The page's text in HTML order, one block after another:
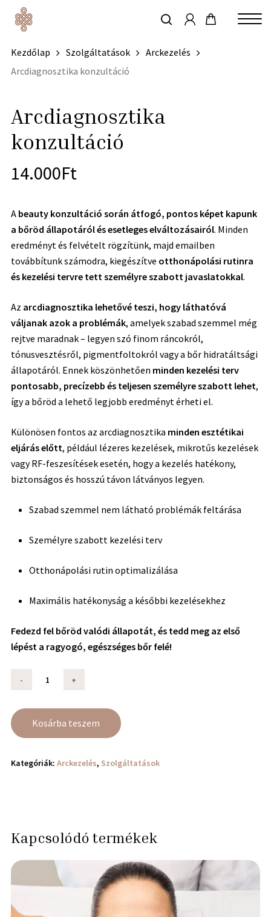
content
keresés
Kezdőlap Szolgáltatások
Arckezelés
Arcdiagnosztika konzultáció
Arcdiagnosztika
konzultáció
14.000Ft
A beauty konzultáció során átfogó, pontos képet kapunk
a bőröd állapotáról és esetleges elváltozásairól. Minden
eredményt és felvételt rögzítünk, majd emailben
továbbítunk számodra, kiegészítve otthonápolási rutinra
és kezelési tervre tett személyre szabott javaslatokkal.
Az arcdiagnosztika lehetővé teszi, hogy láthatóvá
váljanak azok a problémák, amelyek szabad szemmel még
rejtve maradnak – legyen szó finom ráncokról,
tónusvesztésről, pigmentfoltokról vagy a bőr hidratáltsági
állapotáról. Ennek köszönhetően minden kezelési terv
pontosabb, precízebb és teljesen személyre szabott lehet,
így a bőröd a lehető legjobb eredményt érheti el.
Különösen fontos az arcdiagnosztika minden esztétikai
eljárás előtt, például lézeres kezelések, mikrotűs kezelések
vagy RF-feszesítések esetén, hogy a kezelés hatékony,
biztonságos és hosszú távon látványos legyen.
Szabad szemmel nem látható problémák feltárása
Személyre szabott kezelési terv
Otthonápolási rutin optimalizálása
Maximális hatékonyság a későbbi kezelésekhez
Fedezd fel bőröd valódi állapotát, és tedd meg az első
lépést a ragyogó, egészséges bőr felé!
Kosárba teszem
Kategóriák: Arckezelés, Szolgáltatások
Kapcsolódó termékek